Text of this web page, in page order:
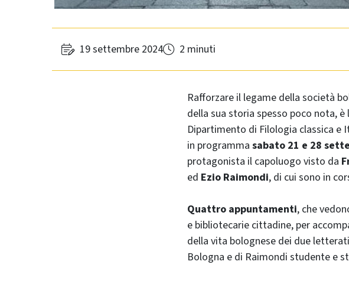
19 settembre 2024 2 minuti
Rafforzare il legame della società
della sua storia spesso poco nota,
Dipartimento di Filologia classica e
in programma sabato 21 e 28
protagonista il capoluogo visto da
ed Ezio Raimondi, di cui sono in
Quattro appuntamenti, che
e bibliotecarie cittadine, per
della vita bolognese dei due
Bologna e di Raimondi studente e